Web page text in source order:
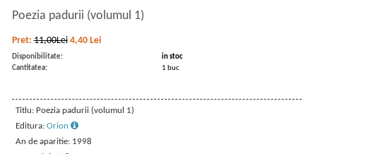
Poezia padurii (volumul 1)
Pret:11,00Lei 4,40 Lei
Disponibilitate:
in stoc
Cantitatea:
1 buc
Titlu: Poezia padurii (volumul 1)
Editura: Orion
An de aparitie: 1998